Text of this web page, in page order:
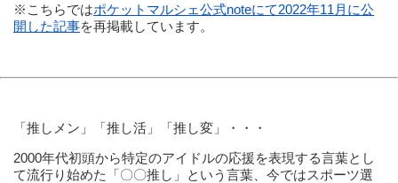
※こちらではポケットマルシェ公式noteにて2022年11月に公
開した記事を再掲載しています。
「推しメン」「推し活」「推し変」・・・
2000年代初頭から特定のアイドルの応援を表現する言葉とし
て流行り始めた「〇〇推し」という言葉、今ではスポーツ選